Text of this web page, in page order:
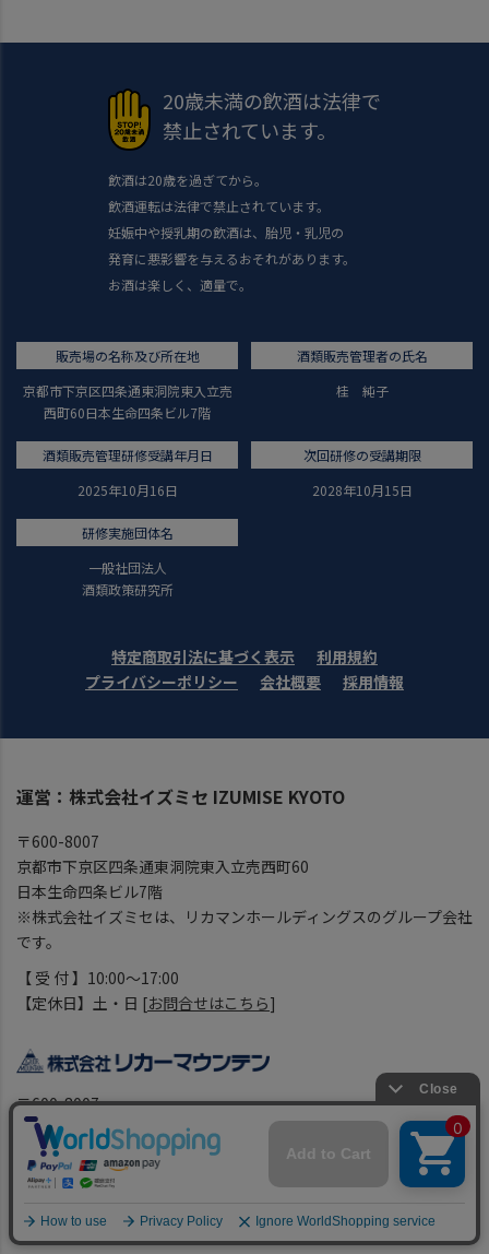
20歳未満の飲酒は法律で
禁止されています。
飲酒は20歳を過ぎてから。
飲酒運転は法律で禁止されています。
妊娠中や授乳期の飲酒は、胎児・乳児の
発育に悪影響を与えるおそれがあります。
お酒は楽しく、適量で。
販売場の名称及び所在地
京都市下京区四条通東洞院東入立売
西町60日本生命四条ビル7階
酒類販売管理者の氏名
桂 純子
酒類販売管理研修受講年月日
2025年10月16日
次回研修の受講期限
2028年10月15日
研修実施団体名
一般社団法人
酒類政策研究所
特定商取引法に基づく表示
利用規約
プライバシーポリシー
会社概要 採用情報
運営：株式会社イズミセ IZUMISE KYOTO
〒600-8007
京都市下京区四条通東洞院東入立売西町60
日本生命四条ビル7階
※株式会社イズミセは、リカマンホールディングスのグループ会社
です。
【 受 付 】10:00～17:00
【定休日】土・日 [お問合せはこちら]
〒600-8007
京都市下京区四条通東洞院東入立売西町60
日本生命四条ビル7階
コーポレートサイト